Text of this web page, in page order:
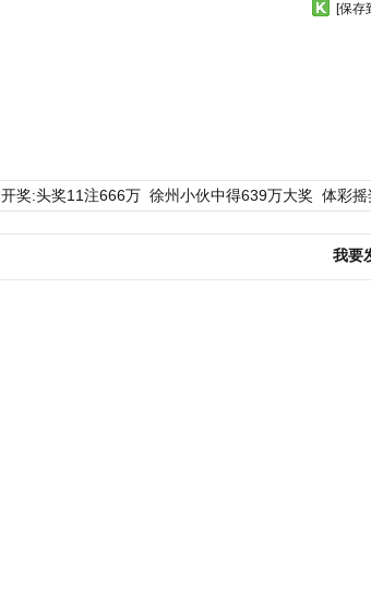
[保存
奖:头奖11注666万 徐州小伙中得639万大奖 体彩摇
我要